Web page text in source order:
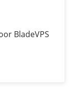
BladeVPS